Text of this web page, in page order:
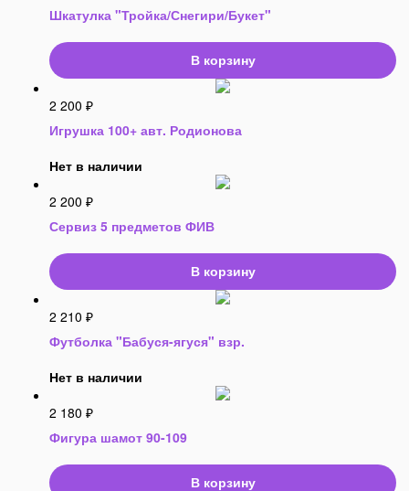
Шкатулка "Тройка/Снегири/Букет"
В корзину
2 200 ₽
Игрушка 100+ авт. Родионова
Нет в наличии
2 200 ₽
Сервиз 5 предметов ФИВ
В корзину
2 210 ₽
Футболка "Бабуся-ягуся" взр.
Нет в наличии
2 180 ₽
Фигура шамот 90-109
В корзину